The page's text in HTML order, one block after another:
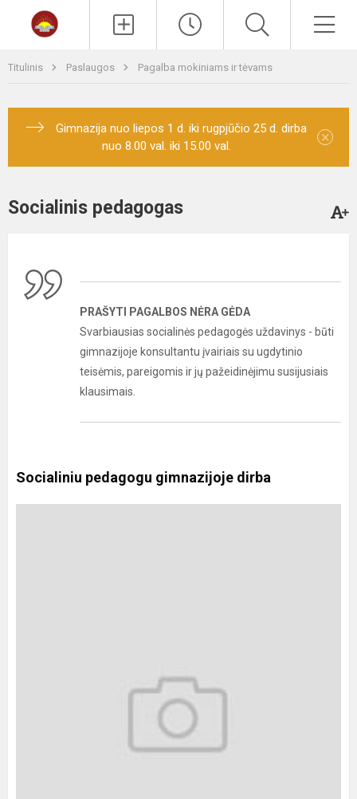
Titulinis Paslaugos Pagalba mokiniams ir tėvams
Gimnazija nuo liepos 1 d. iki rugpjūčio 25 d. dirba
nuo 8.00 val. iki 15.00 val.
×
Socialinis pedagogas
PRAŠYTI PAGALBOS NĖRA GĖDA
Svarbiausias socialinės pedagogės uždavinys - būti
gimnazijoje konsultantu įvairiais su ugdytinio
teisėmis, pareigomis ir jų pažeidinėjimu susijusiais
klausimais.
Socialiniu pedagogu gimnazijoje dirba